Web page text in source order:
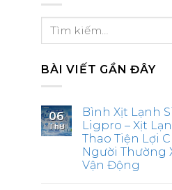
BÀI VIẾT GẦN ĐÂY
06
Th8
Bình Xịt Lạnh
Ligpro – Xịt
Thao Tiện Lợi
Người Thường
Vận Động